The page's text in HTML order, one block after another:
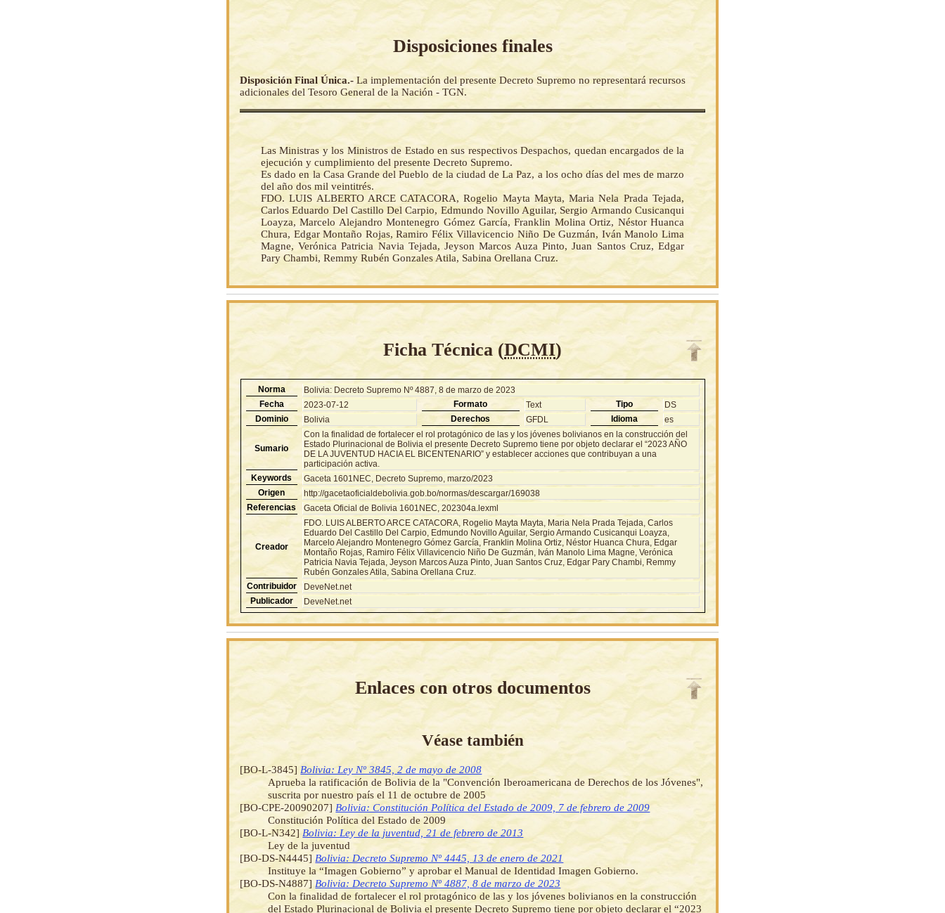
Disposiciones finales
Disposición Final Única.- La implementación del presente Decreto Supremo no representará recursos
adicionales del Tesoro General de la Nación - TGN.
Las Ministras y los Ministros de Estado en sus respectivos Despachos, quedan encargados de la
ejecución y cumplimiento del presente Decreto Supremo.
Es dado en la Casa Grande del Pueblo de la ciudad de La Paz, a los ocho días del mes de marzo
del año dos mil veintitrés.
FDO. LUIS ALBERTO ARCE CATACORA, Rogelio Mayta Mayta, Maria Nela Prada Tejada,
Carlos Eduardo Del Castillo Del Carpio, Edmundo Novillo Aguilar, Sergio Armando Cusicanqui
Loayza, Marcelo Alejandro Montenegro Gómez García, Franklin Molina Ortiz, Néstor Huanca
Chura, Edgar Montaño Rojas, Ramiro Félix Villavicencio Niño De Guzmán, Iván Manolo Lima
Magne, Verónica Patricia Navia Tejada, Jeyson Marcos Auza Pinto, Juan Santos Cruz, Edgar
Pary Chambi, Remmy Rubén Gonzales Atila, Sabina Orellana Cruz.
Ficha Técnica (DCMI)
Norma
Bolivia: Decreto Supremo Nº 4887, 8 de marzo de 2023
Fecha
2023-07-12 Formato Text Tipo
DS
Dominio
Bolivia Derechos GFDL Idioma es
Sumario
Con la finalidad de fortalecer el rol protagónico de las y los jóvenes bolivianos en la construcción del
Estado Plurinacional de Bolivia el presente Decreto Supremo tiene por objeto declarar el “2023 AÑO
DE LA JUVENTUD HACIA EL BICENTENARIO” y establecer acciones que contribuyan a una
participación activa.
Keywords
Gaceta 1601NEC, Decreto Supremo, marzo/2023
Origen
http://gacetaoficialdebolivia.gob.bo/normas/descargar/169038
Referencias
Gaceta Oficial de Bolivia 1601NEC, 202304a.lexml
Creador
FDO. LUIS ALBERTO ARCE CATACORA, Rogelio Mayta Mayta, Maria Nela Prada Tejada, Carlos
Eduardo Del Castillo Del Carpio, Edmundo Novillo Aguilar, Sergio Armando Cusicanqui Loayza,
Marcelo Alejandro Montenegro Gómez García, Franklin Molina Ortiz, Néstor Huanca Chura, Edgar
Montaño Rojas, Ramiro Félix Villavicencio Niño De Guzmán, Iván Manolo Lima Magne, Verónica
Patricia Navia Tejada, Jeyson Marcos Auza Pinto, Juan Santos Cruz, Edgar Pary Chambi, Remmy
Rubén Gonzales Atila, Sabina Orellana Cruz.
Contribuidor
DeveNet.net
Publicador
DeveNet.net
Enlaces con otros documentos
Véase también
[BO-L-3845] Bolivia: Ley Nº 3845, 2 de mayo de 2008
Aprueba la ratificación de Bolivia de la "Convención Iberoamericana de Derechos de los Jóvenes",
suscrita por nuestro país el 11 de octubre de 2005
[BO-CPE-20090207] Bolivia: Constitución Política del Estado de 2009, 7 de febrero de 2009
Constitución Política del Estado de 2009
[BO-L-N342] Bolivia: Ley de la juventud, 21 de febrero de 2013
Ley de la juventud
[BO-DS-N4445] Bolivia: Decreto Supremo Nº 4445, 13 de enero de 2021
Instituye la “Imagen Gobierno” y aprobar el Manual de Identidad Imagen Gobierno.
[BO-DS-N4887] Bolivia: Decreto Supremo Nº 4887, 8 de marzo de 2023
Con la finalidad de fortalecer el rol protagónico de las y los jóvenes bolivianos en la construcción
del Estado Plurinacional de Bolivia el presente Decreto Supremo tiene por objeto declarar el “2023